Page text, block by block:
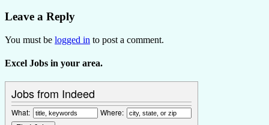
Leave a Reply
You must be logged in to post a comment.
Excel Jobs in your area.
Jobs from Indeed
What: Where: